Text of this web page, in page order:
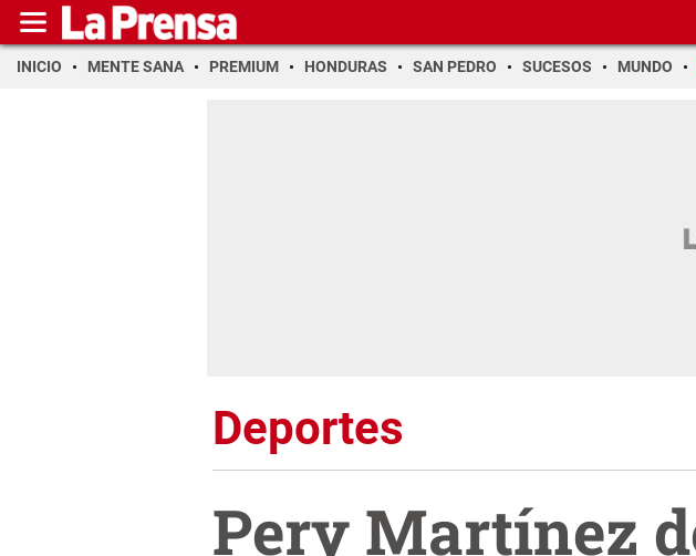
INICIO MENTE SANA PREMIUM HONDURAS SAN PEDRO SUCESOS MUNDO
Deportes
Pery Martínez